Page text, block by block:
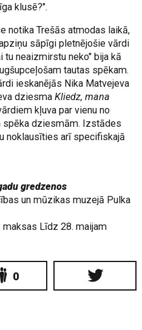
klusē?".
notika Trešās atmodas laikā,
sāpīgi pletnējošie vārdi
neaizmirstu neko" bija kā
tautas spēkam.
ieskanējās Nika Matvejeva
dziesmaKliedz, mana
kļuva par vienu no
spēka dziesmām. Izstādes
noklausīties arī specifiskajā
gredzenos
un mūzikas muzejā Pulka
Līdz 28. maijam
0